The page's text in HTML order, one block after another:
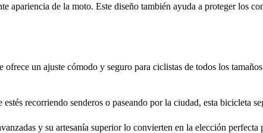
apariencia de la moto. Este diseño también ayuda a proteger los
un ajuste cómodo y seguro para ciclistas de todos los
recorriendo senderos o paseando por la ciudad, esta bicicleta
y su artesanía superior lo convierten en la elección